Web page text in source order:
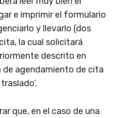
e imprimir el formulario
y llevarlo (dos
la cual solicitará
descrito en
de agendamiento de cita
que, en el caso de una